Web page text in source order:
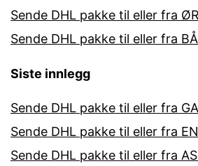
Sende DHL pakke til eller fra
Sende DHL pakke til eller fra
Siste innlegg
Sende DHL pakke til eller fra
Sende DHL pakke til eller fra
Sende DHL pakke til eller fra